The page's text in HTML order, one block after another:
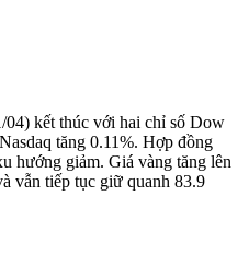
kết thúc với hai chỉ số Dow
tăng 0.11%. Hợp đồng
hướng giảm. Giá vàng tăng lên
vẫn tiếp tục giữ quanh 83.9